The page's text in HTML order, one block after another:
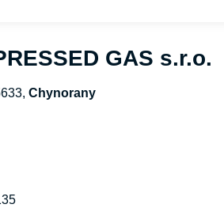
GAS s.r.o.
Chynorany